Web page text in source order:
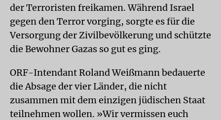
der Terroristen freikamen. Während Israel
gegen den Terror vorging, sorgte es für die
Versorgung der Zivilbevölkerung und schützte
die Bewohner Gazas so gut es ging.
ORF-Intendant Roland Weißmann bedauerte
die Absage der vier Länder, die nicht
zusammen mit dem einzigen jüdischen Staat
teilnehmen wollen. »Wir vermissen euch